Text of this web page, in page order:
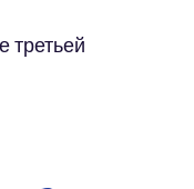
третьей